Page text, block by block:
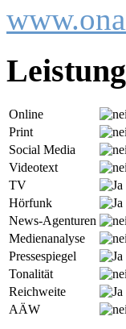
Online
Print
Social Media
Videotext
TV
Hörfunk
News-Agenturen
Medienanalyse
Pressespiegel
Tonalität
Reichweite
AÄW